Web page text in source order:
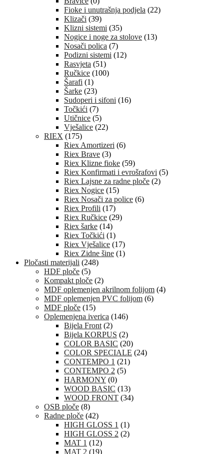
Fioke i unutrašnja podjela (22)
Klizači (39)
Klizni sistemi (35)
Nogice i noge za stolove (13)
Nosači polica (7)
Podizni sistemi (12)
Rasvjeta (51)
Ručkice (100)
Šarafi (1)
Šarke (23)
Sudoperi i sifoni (16)
Točkići (7)
Utičnice (5)
Vješalice (22)
RIEX (175)
Riex Amortizeri (6)
Riex Brave (3)
Riex Klizne fioke (59)
Riex Konfirmati i evrošrafovi (5)
Riex Lajsne za radne ploče (2)
Riex Nogice (15)
Riex Nosači za police (6)
Riex Profili (17)
Riex Ručkice (29)
Riex šarke (14)
Riex Točkići (1)
Riex Vješalice (17)
Riex Zidne šine (1)
Pločasti materijali (248)
HDF ploče (5)
Kompakt ploče (2)
MDF oplemenjen akrilnom folijom (4)
MDF oplemenjen PVC folijom (6)
MDF ploče (15)
Oplemenjena iverica (146)
Bijela Front (2)
Bijela KORPUS (2)
COLOR BASIC (20)
COLOR SPECIALE (24)
CONTEMPO 1 (21)
CONTEMPO 2 (5)
HARMONY (0)
WOOD BASIC (13)
WOOD FRONT (34)
OSB ploče (8)
Radne ploče (42)
HIGH GLOSS 1 (1)
HIGH GLOSS 2 (2)
MAT 1 (12)
MAT 2 (19)